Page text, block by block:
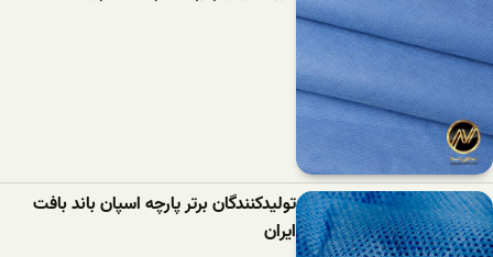
تولیدکنندگان برتر پارچه اسپان باند بافت
ایران